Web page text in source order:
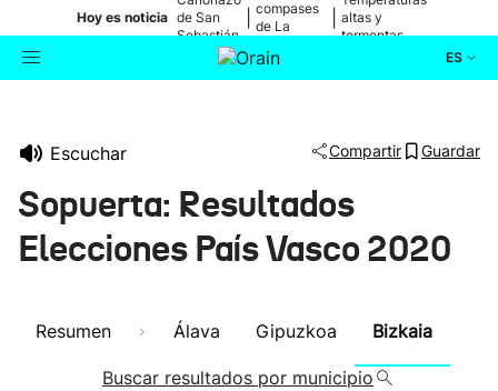
Hoy es noticia de San
Sebastián
compases
de La
altas y
tormentas
ES
Cultura
Escuchar Compartir Guardar
Sopuerta: Resultados
Elecciones País Vasco 2020
Resumen Álava Gipuzkoa Bizkaia
Buscar resultados por municipio